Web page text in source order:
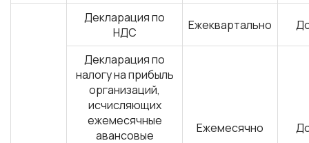
Декларация по
НДС
Ежеквартально
Декларация по
налогу на прибыль
организаций,
исчисляющих
ежемесячные
авансовые
Ежемесячно